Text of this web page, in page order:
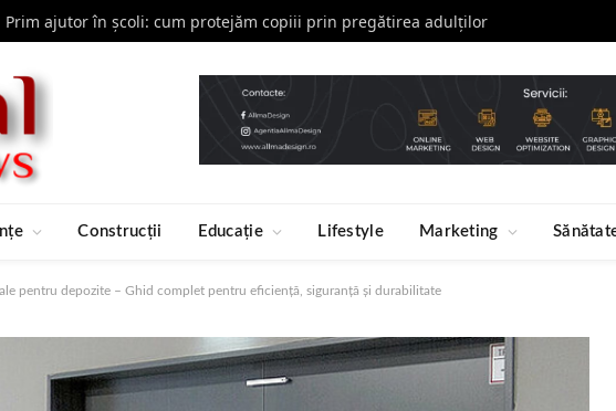
Prim ajutor în școli: cum protejăm copiii prin pregătirea adulților
Construcții Educație Lifestyle Marketing
pentru depozite – Ghid complet pentru eficiență, siguranță și durabilitate